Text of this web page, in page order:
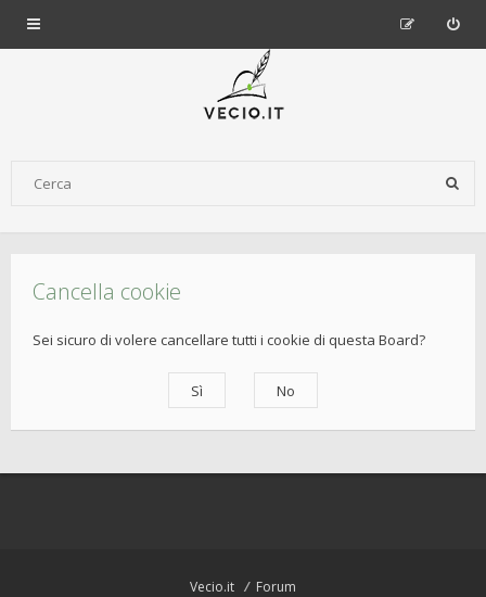
Cancella cookie
Sei sicuro di volere cancellare tutti i cookie di questa Board?
Vecio.it
Forum